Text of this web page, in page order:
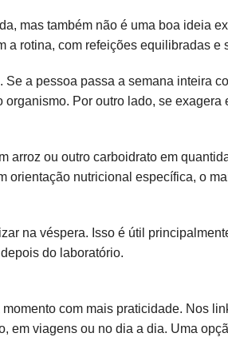
mas também não é uma boa ideia
a rotina, com refeições equilibradas e
a pessoa passa a semana inteira
Por outro lado, se
ou outro carboidrato em
orientação nutricional específica, o
na véspera. Isso é útil
do laboratório.
com mais praticidade. Nos
viagens ou no dia a dia. Uma